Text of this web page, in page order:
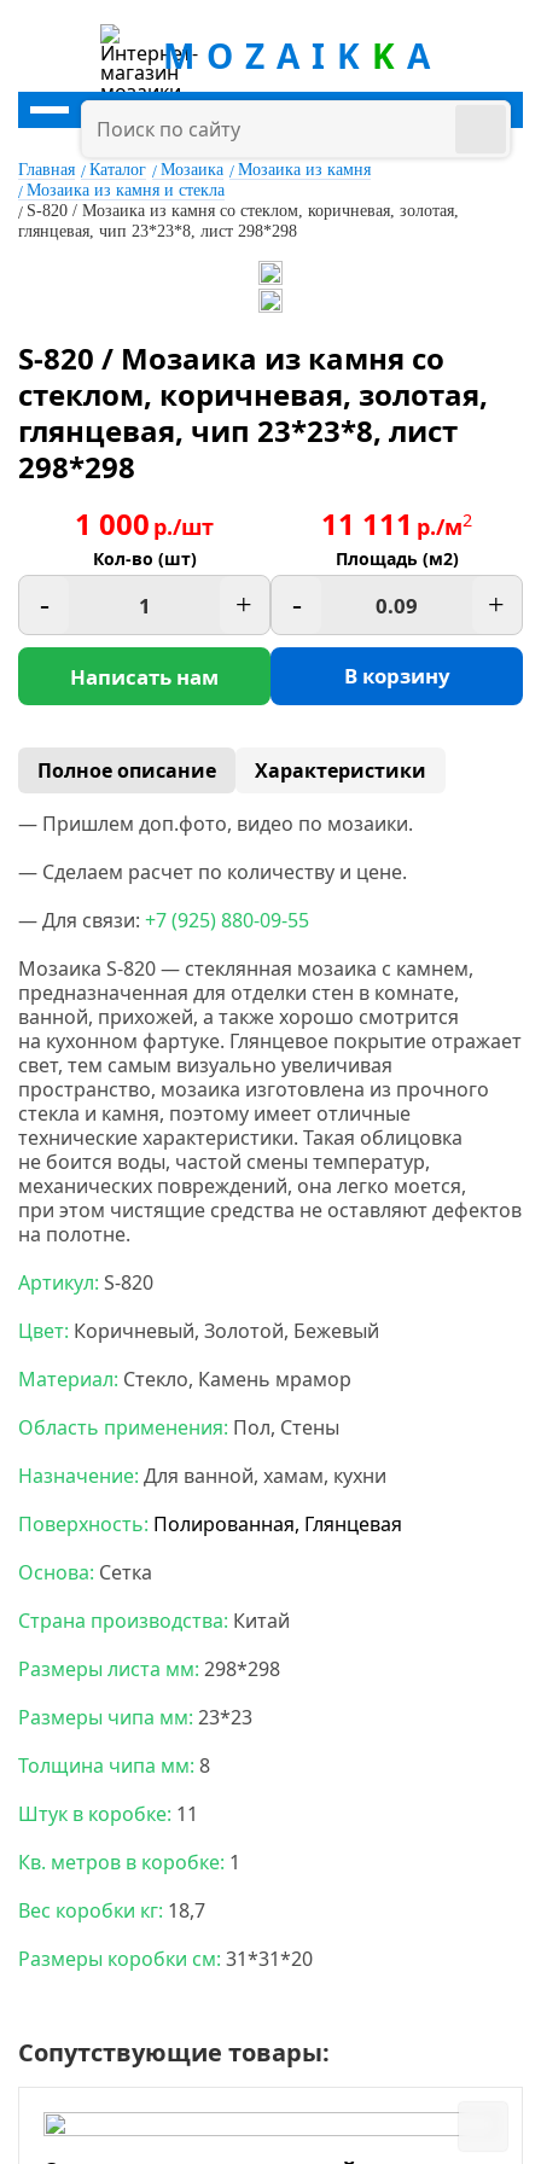
MOZAIK K A
Главная Каталог Мозаика
Мозаика из камня
Мозаика из камня и стекла
S-820 / Мозаика из камня со стеклом, коричневая, золотая,
глянцевая, чип 23*23*8, лист 298*298
S-820 / Мозаика из камня со
стеклом, коричневая, золотая,
глянцевая, чип 23*23*8, лист
298*298
1 000 р./шт
Кол-во (шт)
- +
Написать нам
11 111 р./м2
Площадь (м2)
- +
В корзину
Полное описание
Характеристики
— Пришлем доп.фото, видео по мозаики.
— Сделаем расчет по количеству и цене.
— Для связи: +7(925) 880-09-55
Мозаика S-820 — стеклянная мозаика с камнем,
предназначенная для отделки стен в комнате,
ванной, прихожей, а также хорошо смотрится
на кухонном фартуке. Глянцевое покрытие отражает
свет, тем самым визуально увеличивая
пространство, мозаика изготовлена из прочного
стекла и камня, поэтому имеет отличные
технические характеристики. Такая облицовка
не боится воды, частой смены температур,
механических повреждений, она легко моется,
при этом чистящие средства не оставляют дефектов
на полотне.
Артикул: S-820
Цвет: Коричневый, Золотой, Бежевый
Материал: Стекло, Камень мрамор
Область применения: Пол, Стены
Назначение: Для ванной, хамам, кухни
Поверхность: Полированная, Глянцевая
Основа: Сетка
Страна производства: Китай
Размеры листа мм: 298*298
Размеры чипа мм: 23*23
Толщина чипа мм: 8
Штук в коробке: 11
Кв. метров в коробке: 1
Вес коробки кг: 18,7
Размеры коробки см: 31*31*20
Сопутствующие товары: